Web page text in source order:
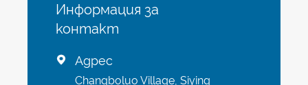
Информация за
контакт
 Адрес
Changboluo Village, Siying